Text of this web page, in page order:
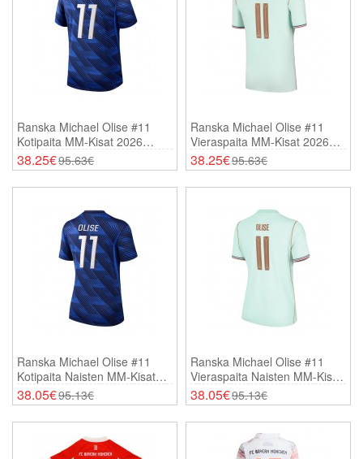
Ranska Michael Olise #11
Kotipaita MM-Kisat 2026
Lyhythihainen
38.25€95.63€
Ranska Michael Olise #11
Vieraspaita MM-Kisat 2026
Lyhythihainen
38.25€95.63€
Ranska Michael Olise #11
Kotipaita Naisten MM-Kisat
2026 Lyhythihainen
38.05€95.13€
Ranska Michael Olise #11
Vieraspaita Naisten MM-Kisat
2026 Lyhythihainen
38.05€95.13€